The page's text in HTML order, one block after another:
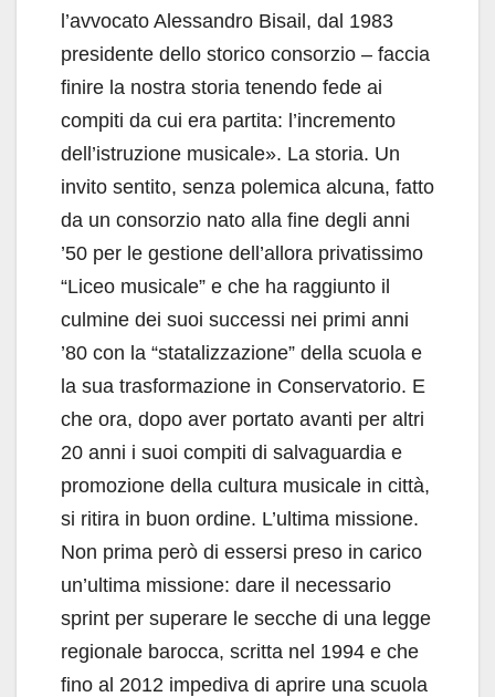
l’avvocato Alessandro Bisail, dal 1983
presidente dello storico consorzio – faccia
finire la nostra storia tenendo fede ai
compiti da cui era partita: l’incremento
dell’istruzione musicale». La storia. Un
invito sentito, senza polemica alcuna, fatto
da un consorzio nato alla fine degli anni
’50 per le gestione dell’allora privatissimo
“Liceo musicale” e che ha raggiunto il
culmine dei suoi successi nei primi anni
’80 con la “statalizzazione” della scuola e
la sua trasformazione in Conservatorio. E
che ora, dopo aver portato avanti per altri
20 anni i suoi compiti di salvaguardia e
promozione della cultura musicale in città,
si ritira in buon ordine. L’ultima missione.
Non prima però di essersi preso in carico
un’ultima missione: dare il necessario
sprint per superare le secche di una legge
regionale barocca, scritta nel 1994 e che
fino al 2012 impediva di aprire una scuola